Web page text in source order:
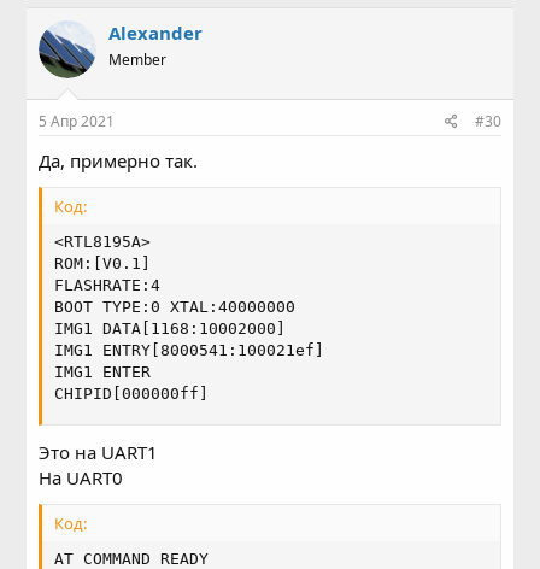
Alexander
Member
5 Апр 2021 #30
Да, примерно так.
Код:
<RTL8195A>
ROM:[V0.1]
FLASHRATE:4
BOOT TYPE:0 XTAL:40000000
IMG1 DATA[1168:10002000]
IMG1 ENTRY[8000541:100021ef]
IMG1 ENTER
CHIPID[000000ff]
Это на UART1
На UART0
Код:
AT COMMAND READY